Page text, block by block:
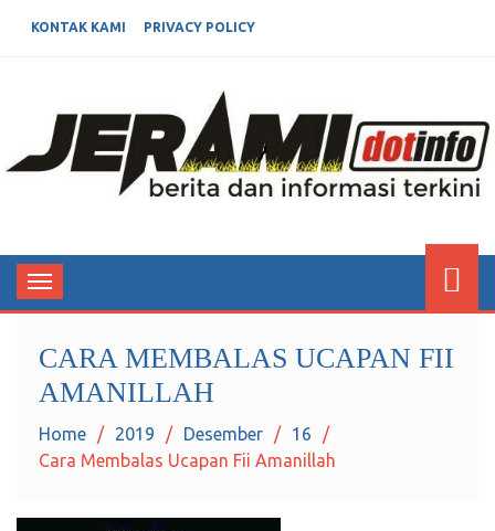
KONTAK KAMI PRIVACY POLICY
JERAMIDOTINFO
Toggle
navigation
CARA MEMBALAS UCAPAN FII
AMANILLAH
Home 2019 Desember
16
Cara Membalas Ucapan Fii Amanillah